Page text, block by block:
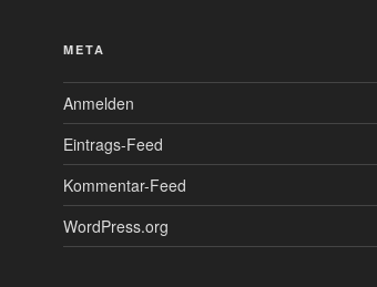
META
Anmelden
Eintrags-Feed
Kommentar-Feed
WordPress.org